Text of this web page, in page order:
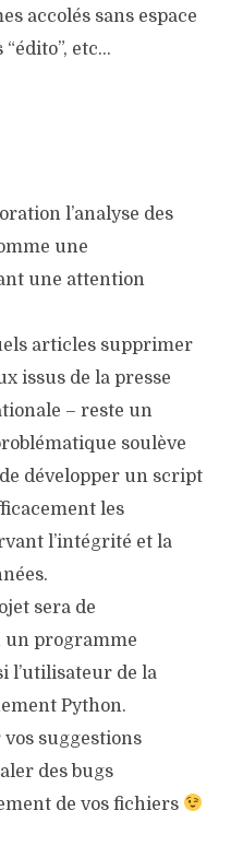
accolés sans espace
etc…
l’analyse des
une
une attention
articles supprimer
issus de la presse
– reste un
soulève
développer un script
les
l’intégrité et la
sera de
programme
l’utilisateur de la
Python.
vos suggestions
des bugs
de vos fichiers